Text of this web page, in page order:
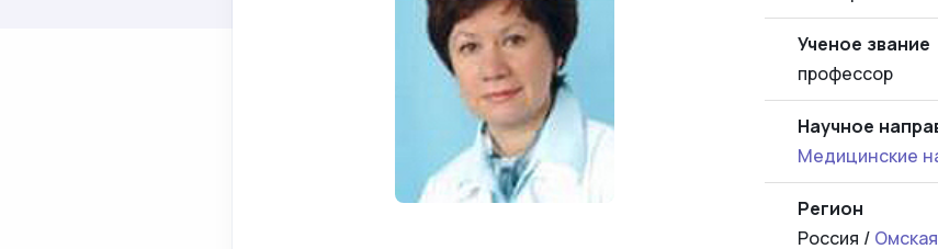
Ученое звание
профессор
Научное
Медицинские
Регион
Россия /